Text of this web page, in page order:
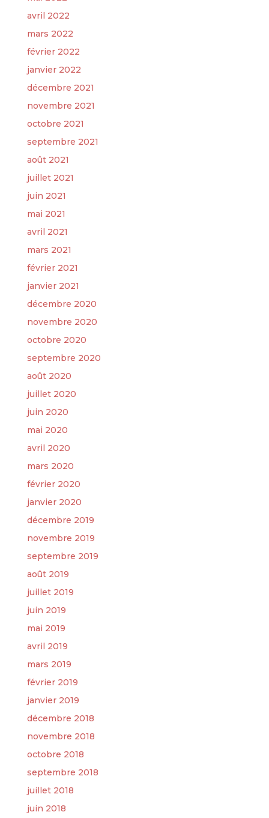
avril 2022
mars 2022
février 2022
janvier 2022
décembre 2021
novembre 2021
octobre 2021
septembre 2021
août 2021
juillet 2021
juin 2021
mai 2021
avril 2021
mars 2021
février 2021
janvier 2021
décembre 2020
novembre 2020
octobre 2020
septembre 2020
août 2020
juillet 2020
juin 2020
mai 2020
avril 2020
mars 2020
février 2020
janvier 2020
décembre 2019
novembre 2019
septembre 2019
août 2019
juillet 2019
juin 2019
mai 2019
avril 2019
mars 2019
février 2019
janvier 2019
décembre 2018
novembre 2018
octobre 2018
septembre 2018
juillet 2018
juin 2018